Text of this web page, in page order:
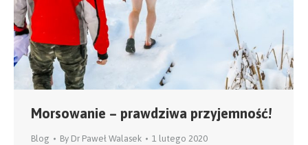
Morsowanie – prawdziwa przyjemność!
Blog By Dr Paweł Walasek 1 lutego 2020